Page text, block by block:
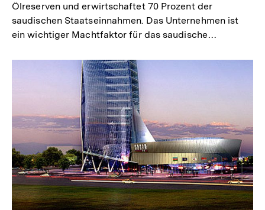
Ölreserven und erwirtschaftet 70 Prozent der
saudischen Staatseinnahmen. Das Unternehmen ist
ein wichtiger Machtfaktor für das saudische…